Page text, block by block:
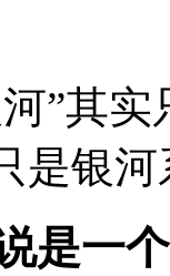
”其
是银
是一